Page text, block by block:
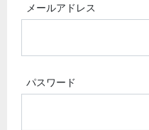
メールアドレス
パスワード